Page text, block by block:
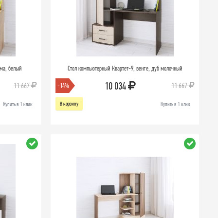
белый
11 667
Купить в 1 клик
Стол компьютерный Квартет-9, венге, дуб молочный
-14% 10 034 11 667
В корзину Купить в 1 клик